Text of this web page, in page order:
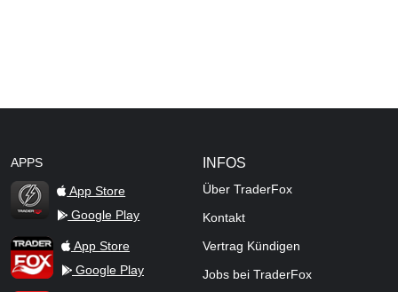
APPS
TraderFox Flash
App Store
Google Play
TraderFox AppApp Store
Google Play
INFOS
Über TraderFox
Kontakt
Vertrag Kündigen
Jobs bei TraderFox